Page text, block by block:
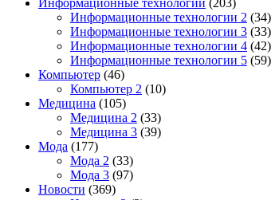
Информационные технологии 2 (34)
Информационные технологии 3 (33)
Информационные технологии 4 (42)
Информационные технологии 5 (59)
Компьютер (46)
Компьютер 2 (10)
Медицина (105)
Медицина 2 (33)
Медицина 3 (39)
Мода (177)
Мода 2 (33)
Мода 3 (97)
Новости (369)